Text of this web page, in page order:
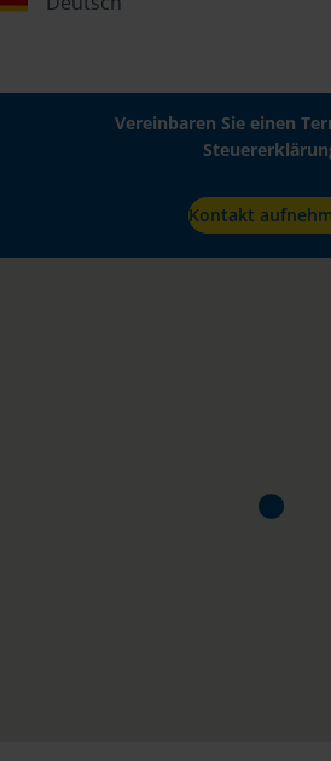
Vereinbaren Sie einen
Kontakt